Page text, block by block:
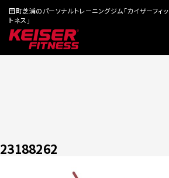
田町芝浦のパーソナルトレーニングジム「カイザーフィッ
トネス」
23188262